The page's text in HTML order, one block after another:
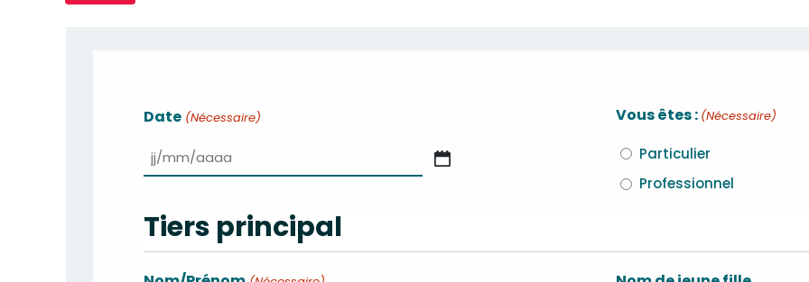
Date (Nécessaire)
JJ
MM
slash
Vous êtes : (Nécessaire)
Particulier
Professionnel
Tiers principal